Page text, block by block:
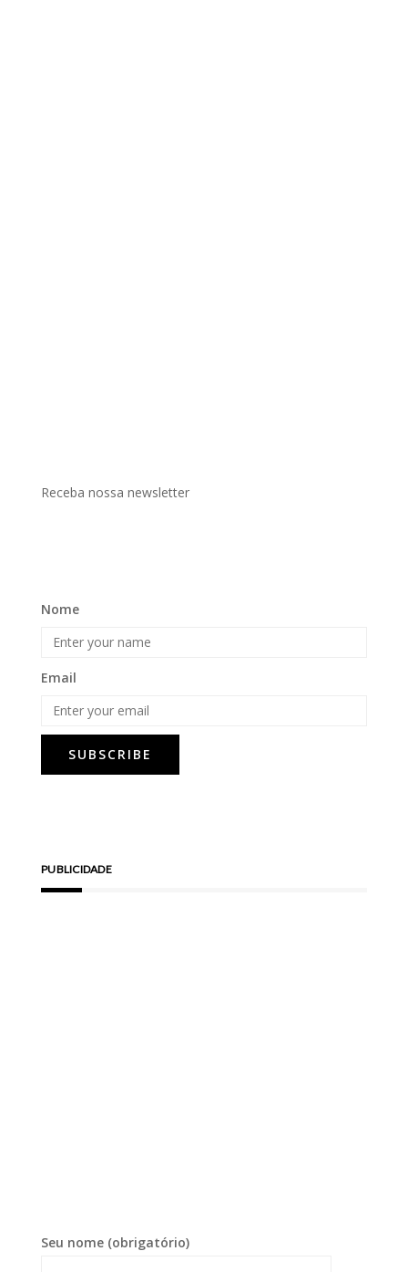
Receba nossa newsletter
Nome
Email
PUBLICIDADE
Seu nome (obrigatório)